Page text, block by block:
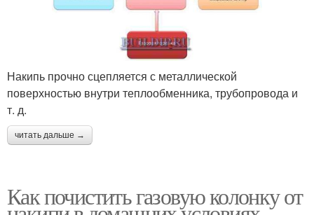
Накипь прочно сцепляется с металлической
поверхностью внутри теплообменника, трубопровода и
т. д.
читать дальше →
Как почистить газовую колонку от